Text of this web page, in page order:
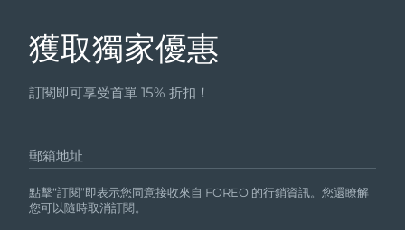
獲取獨家優惠
訂閱即可享受首單 15% 折扣！
郵箱地址
點擊“訂閱”即表示您同意接收來自 FOREO 的行銷資訊。您還瞭解
您可以隨時取消訂閱。